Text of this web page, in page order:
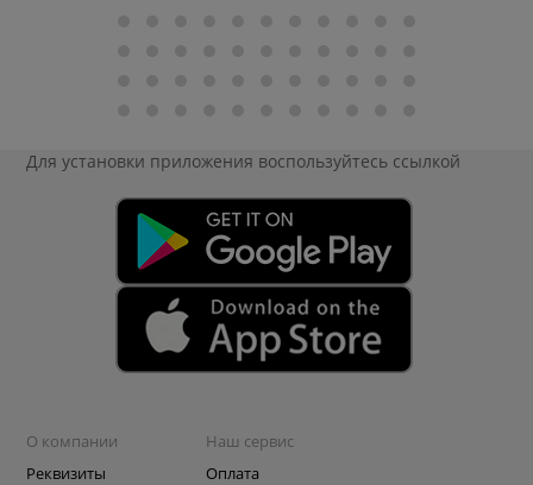
Для установки приложения воспользуйтесь ссылкой
О компании
Реквизиты
Наш сервис
Оплата